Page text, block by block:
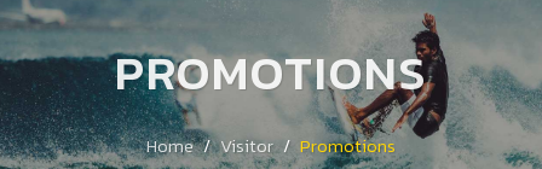
PROMOTIONS
Home Visitor Promotions